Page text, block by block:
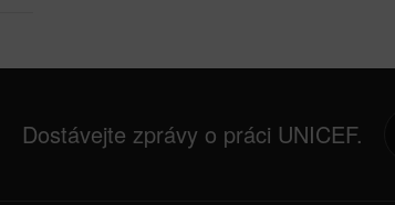
Dostávejte zprávy o práci UNICEF.